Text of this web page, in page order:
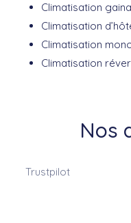
Climatisation
Climatisation
Climatisation
Climatisation
Nos
Trustpilot